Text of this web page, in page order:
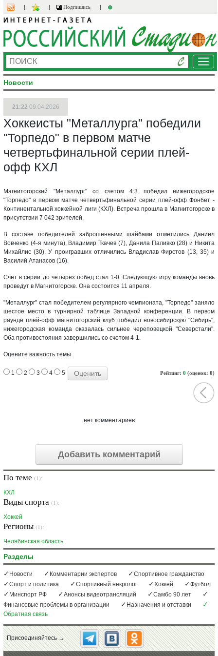
Подпишись
Новости
21:22 09.04.2026
Хоккеисты "Металлурга" победили
"Торпедо" в первом матче
четвертьфинальной серии плей-
офф КХЛ
Магнитогорский "Металлург" со счетом 4:3 победил нижегородское
"Торпедо" в первом матче четвертьфинальной серии плей-офф Фонбет -
Континентальной хоккейной лиги (КХЛ). Встреча прошла в Магнитогорске в
присутствии 7 042 зрителей.
В составе победителей заброшенными шайбами отметились Даниил
Вовченко (4-я минута), Владимир Ткачев (7), Данила Паливко (28) и Никита
Михайлис (30). У проигравших отличились Владислав Фирстов (13, 35) и
Василий Атанасов (16).
Счет в серии до четырех побед стал 1-0. Следующую игру команды вновь
проведут в Магнитогорске. Она состоится 11 апреля.
"Металлург" стал победителем регулярного чемпионата, "Торпедо" заняло
шестое место в турнирной таблице Западной конференции. В первом
раунде плей-офф магнитогорский клуб победил новосибирскую "Сибирь",
нижегородская команда оказалась сильнее череповецкой "Северстали".
Оба противостояния завершились со счетом 4-1.
Оцените важность темы
Рейтинг: 0 (оценок: 0)
1 2 3 4 5
нет комментариев
Добавить комментарий
По теме (1):
КХЛ
Виды спорта (1):
Хоккей
Регионы (1):
Челябинская область
Разделы
Новости Комментарии экспертов
Спортивное гражданство
Спорт и политика
Спортивный некролог Хоккей
Футбол
Минспорт РФ
Анонсы видеотрансляций
Самбо 90 лет
Финансовые проблемы в организации
Назначения и отставки
Обратная связь
Присоединяйтесь →